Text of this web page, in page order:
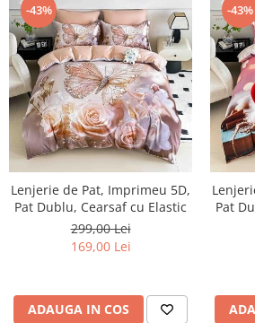
-43%
Lenjerie de Pat, Imprimeu 5D,
Pat Dublu, Cearsaf cu Elastic
299,00 Lei
169,00 Lei
ADAUGA IN COS
-43%
Pat